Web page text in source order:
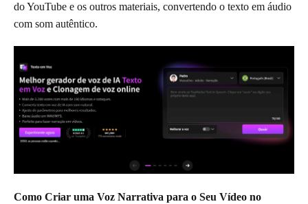
do YouTube e os outros materiais, convertendo o texto em áudio
com som autêntico.
Como Criar uma Voz Narrativa para o Seu Vídeo no